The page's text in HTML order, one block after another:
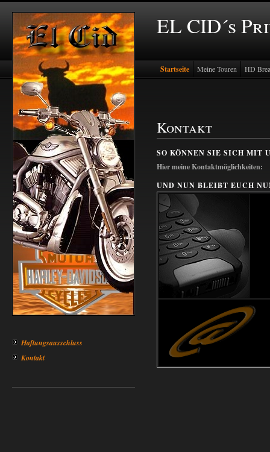
EL CID´s
Haftungsausschluss
Kontakt
Startseite Meine Touren HD
Kontakt
SO KÖNNEN SIE SICH MIT
Hier meine Kontaktmöglichkeiten:
UND NUN BLEIBT EUCH